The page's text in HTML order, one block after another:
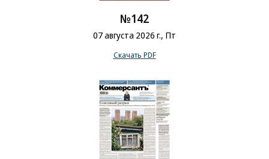
№142
07 августа 2026 г., Пт
Скачать PDF